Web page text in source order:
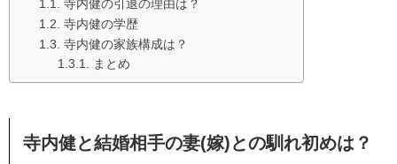
寺内健の引退の理由は？
寺内健の学歴
寺内健の家族構成は？
まとめ
寺内健と結婚相手の妻(嫁)との馴れ初めは？